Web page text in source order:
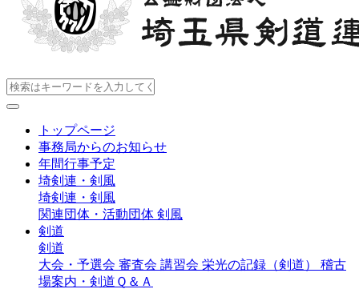
トップページ
事務局からのお知らせ
年間行事予定
埼剣連・剣風
埼剣連・剣風
関連団体・活動団体 剣風
剣道
剣道
大会・予選会 審査会 講習会 栄光の記録（剣道） 稽古
場案内・剣道Ｑ＆Ａ